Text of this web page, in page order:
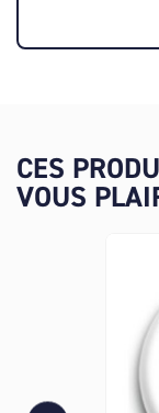
CES
VOUS